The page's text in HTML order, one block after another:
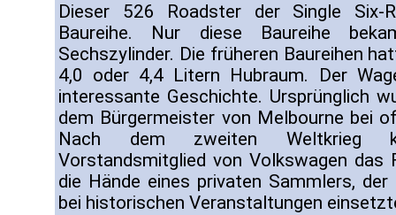
Dieser 526 Roadster der Single Six-
Baureihe. Nur diese Baureihe
Sechszylinder. Die früheren Baureihen
4,0 oder 4,4 Litern Hubraum. Der
interessante Geschichte. Ursprünglich
dem Bürgermeister von Melbourne bei
Nach dem zweiten Weltkrieg
Vorstandsmitglied von Volkswagen das
die Hände eines privaten Sammlers,
bei historischen Veranstaltungen